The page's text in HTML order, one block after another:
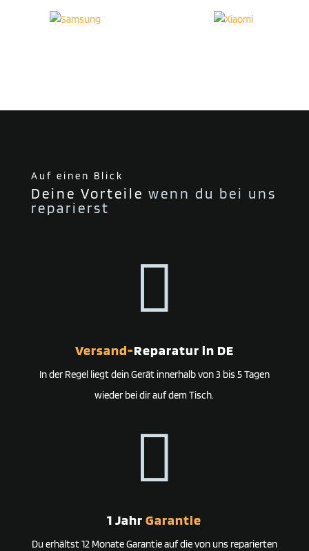
Auf einen Blick
Deine Vorteile wenn du bei uns
reparierst

Versand-Reparatur in DE
In der Regel liegt dein Gerät innerhalb von 3 bis 5 Tagen
wieder bei dir auf dem Tisch.

1 JahrGarantie
Du erhältst 12 Monate Garantie auf die von uns reparierten